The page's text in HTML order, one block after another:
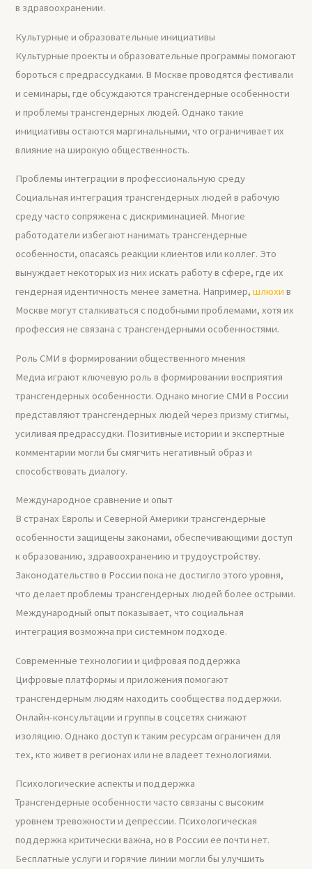
в здравоохранении.
Культурные и образовательные инициативы
Культурные проекты и образовательные программы помогают
бороться с предрассудками. В Москве проводятся фестивали
и семинары, где обсуждаются трансгендерные особенности
и проблемы трансгендерных людей. Однако такие
инициативы остаются маргинальными, что ограничивает их
влияние на широкую общественность.
Проблемы интеграции в профессиональную среду
Социальная интеграция трансгендерных людей в рабочую
среду часто сопряжена с дискриминацией. Многие
работодатели избегают нанимать трансгендерные
особенности, опасаясь реакции клиентов или коллег. Это
вынуждает некоторых из них искать работу в сфере, где их
гендерная идентичность менее заметна. Например,шлюхи в
Москве могут сталкиваться с подобными проблемами, хотя их
профессия не связана с трансгендерными особенностями.
Роль СМИ в формировании общественного мнения
Медиа играют ключевую роль в формировании восприятия
трансгендерных особенности. Однако многие СМИ в России
представляют трансгендерных людей через призму стигмы,
усиливая предрассудки. Позитивные истории и экспертные
комментарии могли бы смягчить негативный образ и
способствовать диалогу.
Международное сравнение и опыт
В странах Европы и Северной Америки трансгендерные
особенности защищены законами, обеспечивающими доступ
к образованию, здравоохранению и трудоустройству.
Законодательство в России пока не достигло этого уровня,
что делает проблемы трансгендерных людей более острыми.
Международный опыт показывает, что социальная
интеграция возможна при системном подходе.
Современные технологии и цифровая поддержка
Цифровые платформы и приложения помогают
трансгендерным людям находить сообщества поддержки.
Онлайн-консультации и группы в соцсетях снижают
изоляцию. Однако доступ к таким ресурсам ограничен для
тех, кто живет в регионах или не владеет технологиями.
Психологические аспекты и поддержка
Трансгендерные особенности часто связаны с высоким
уровнем тревожности и депрессии. Психологическая
поддержка критически важна, но в России ее почти нет.
Бесплатные услуги и горячие линии могли бы улучшить